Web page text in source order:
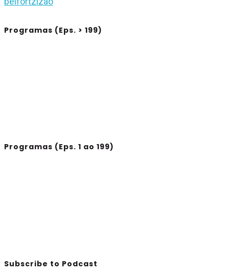
Programas (Eps. > 199)
Programas (Eps. 1 ao 199)
Subscribe to Podcast